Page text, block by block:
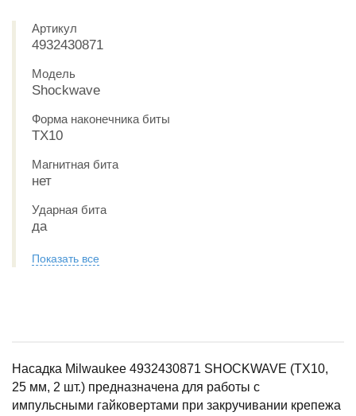
Артикул
4932430871
Модель
Shockwave
Форма наконечника биты
ТХ10
Магнитная бита
нет
Ударная бита
да
Показать все
Насадка Milwaukee 4932430871 SHOCKWAVE (TX10,
25 мм, 2 шт.) предназначена для работы с
импульсными гайковертами при закручивании крепежа